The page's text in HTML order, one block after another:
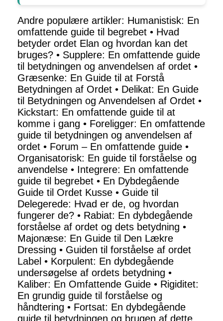
Andre populære artikler: Humanistisk: En
omfattende guide til begrebet • Hvad
betyder ordet Elan og hvordan kan det
bruges? • Supplere: En omfattende guide
til betydningen og anvendelsen af ordet •
Græsenke: En Guide til at Forstå
Betydningen af Ordet • Delikat: En Guide
til Betydningen og Anvendelsen af Ordet •
Kickstart: En omfattende guide til at
komme i gang • Foreligger: En omfattende
guide til betydningen og anvendelsen af
ordet • Forum – En omfattende guide •
Organisatorisk: En guide til forståelse og
anvendelse • Integrere: En omfattende
guide til begrebet • En Dybdegående
Guide til Ordet Kusse • Guide til
Delegerede: Hvad er de, og hvordan
fungerer de? • Rabiat: En dybdegående
forståelse af ordet og dets betydning •
Majonæse: En Guide til Den Lækre
Dressing • Guiden til forståelse af ordet
Label • Korpulent: En dybdegående
undersøgelse af ordets betydning •
Kaliber: En Omfattende Guide • Rigiditet:
En grundig guide til forståelse og
håndtering • Fortsat: En dybdegående
guide til betydningen og brugen af dette